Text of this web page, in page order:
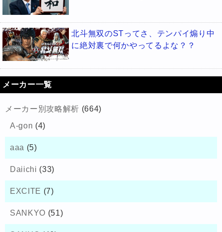
北斗無双のSTってさ、テンパイ煽り中
に絶対裏で何かやってるよな？？
メーカー一覧
メーカー別攻略解析 (664)
A-gon (4)
aaa (5)
Daiichi (33)
EXCITE (7)
SANKYO (51)